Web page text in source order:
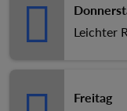
Leichter
Freitag